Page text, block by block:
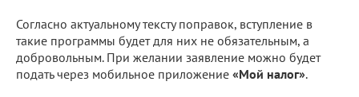
Согласно актуальному тексту поправок, вступление в
такие программы будет для них не обязательным, а
добровольным. При желании заявление можно будет
подать через мобильное приложение «Мой налог».